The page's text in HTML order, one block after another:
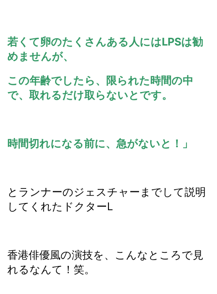
若くて卵のたくさんある人にはLPSは勧
めませんが、
この年齢でしたら、限られた時間の中
で、取れるだけ取らないとです。
時間切れになる前に、急がないと！」
とランナーのジェスチャーまでして説明
してくれたドクターL
香港俳優風の演技を、こんなところで見
れるなんて！笑。